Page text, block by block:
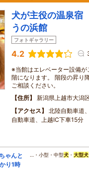
犬が主役の温泉
うの浜館
フォトギャラリー
4.2
※当館はエレベーター設備
階になります。 階段の昇り
ご相談ください。
住所
新潟県上越市大潟
アクセス
北陸自動車道
自動車道、上越IC下車15分
ゃんと
り1時
…・小型・中型犬 ・ 大型犬